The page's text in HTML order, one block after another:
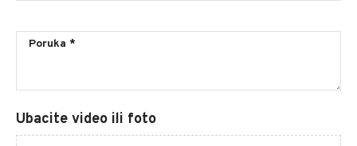
Ubacite video ili foto